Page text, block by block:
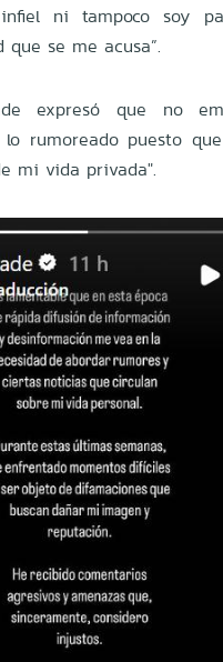
ni tampoco soy
se me acusa”.
expresó que no
lo rumoreado puesto
mi vida privada".